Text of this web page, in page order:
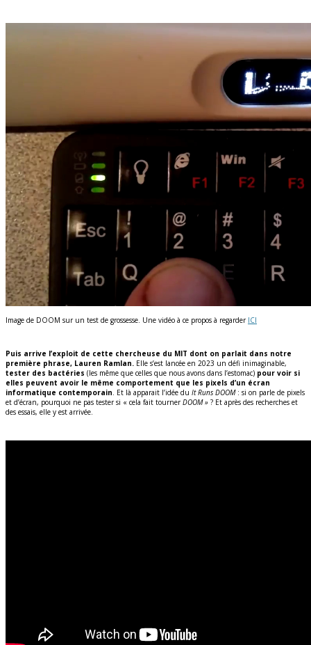
Image de DOOM sur un test de grossesse. Une vidéo à ce propos à regarder ICI
Puis arrive l’exploit de cette chercheuse du MIT dont on parlait dans notre
première phrase, Lauren Ramlan. Elle s’est lancée en 2023 un défi inimaginable,
tester des bactéries (les même que celles que nous avons dans l’estomac) pour voir si
elles peuvent avoir le même comportement que les pixels d’un écran
informatique contemporain . Et là apparait l’idée du It Runs DOOM: si on parle de pixels
et d’écran, pourquoi ne pas tester si « cela fait tournerDOOM » ? Et après des recherches et
des essais, elle y est arrivée.